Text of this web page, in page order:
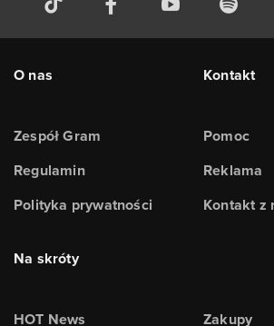
O nas
Zespół Gram
Regulamin
Polityka prywatności
Kontakt
Pomoc
Reklama
Kontakt z
Na skróty
HOT News Zakupy